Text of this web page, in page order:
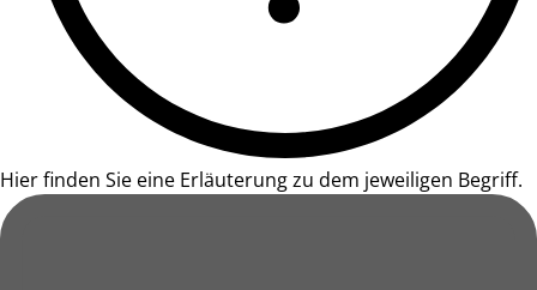
Hier finden Sie eine Erläuterung zu dem jeweiligen Begriff.